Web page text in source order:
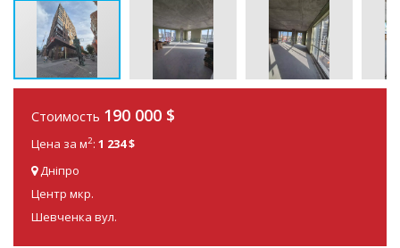
Стоимость 190 000 $
Цена за м2: 1 234 $
Дніпро
Центр мкр.
Шевченка вул.